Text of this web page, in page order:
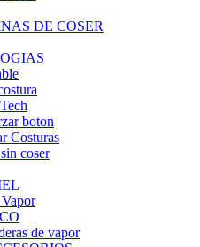
DE COSER
boton
Costuras
coser
de vapor